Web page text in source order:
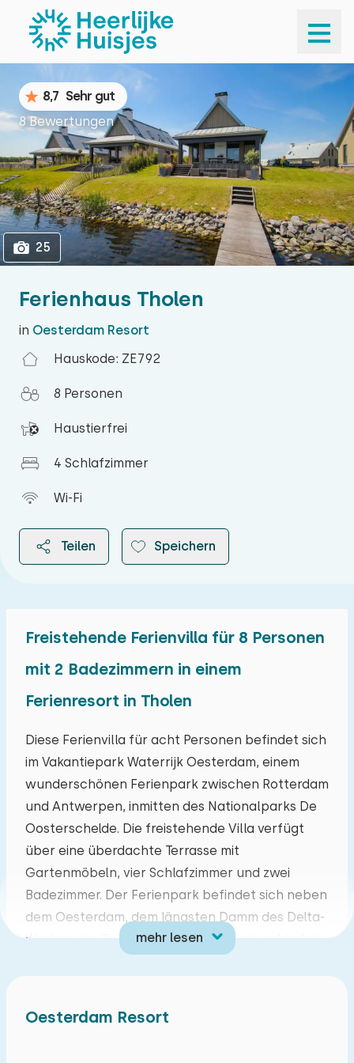
1
Ferienhaus Tholen
in Oesterdam Resort
Hauskode: ZE792
8 Personen
Haustierfrei
4 Schlafzimmer
Wi-Fi
Teilen Speichern
8,7 Sehr gut
8 Bewertungen
25
Freistehende Ferienvilla für 8 Personen
mit 2 Badezimmern in einem
Ferienresort in Tholen
Diese Ferienvilla für acht Personen befindet sich
im Vakantiepark Waterrijk Oesterdam, einem
wunderschönen Ferienpark zwischen Rotterdam
und Antwerpen, inmitten des Nationalparks De
Oosterschelde. Die freistehende Villa verfügt
über eine überdachte Terrasse mit
Gartenmöbeln, vier Schlafzimmer und zwei
Badezimmer. Der Ferienpark befindet sich neben
dem Oesterdam, dem längsten Damm des Delta-
Werkes, das Tholen mit Zuid-Beveland verbindet.
von Zeeland sind leicht erreichbar. Es gibt auch
mehr lesen
August 2026
Mo Di Mi Do Fr Sa So
27 28 29 30 31 01 02
03 04 05 06 07 08 09
10 11 12 13 14
17 18 19 20 21 22 23
Oesterdam Resort